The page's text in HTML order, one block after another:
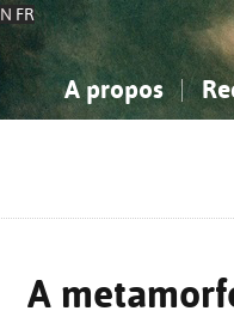
FR
A propos
A